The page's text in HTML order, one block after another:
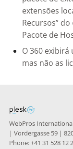
extensões
Recursos” do
Pacote de
O 360 exibirá
mas não as
WebPros
| Vordergasse 59 |
Phone: +41 31 528 12